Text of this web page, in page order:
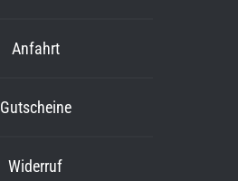
Anfahrt
Gutscheine
Widerruf